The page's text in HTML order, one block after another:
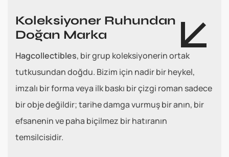
Koleksiyoner Ruhundan
Doğan Marka
Hagcollectibles, bir grup koleksiyonerin ortak
tutkusundan doğdu. Bizim için nadir bir heykel,
imzalı bir forma veya ilk baskı bir çizgi roman sadece
bir obje değildir; tarihe damga vurmuş bir anın, bir
efsanenin ve paha biçilmez bir hatıranın
temsilcisidir.